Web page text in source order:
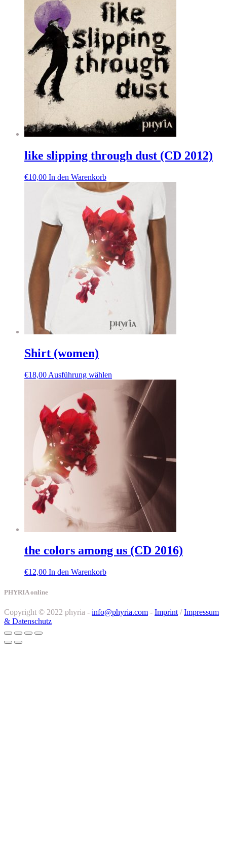
like slipping through dust (CD 2012)
€10,00 In den Warenkorb
Shirt (women)
€18,00 Ausführung wählen
the colors among us (CD 2016)
€12,00 In den Warenkorb
PHYRIA online
Copyright © 2022 phyria - info@phyria.com - Imprint /Impressum
& Datenschutz